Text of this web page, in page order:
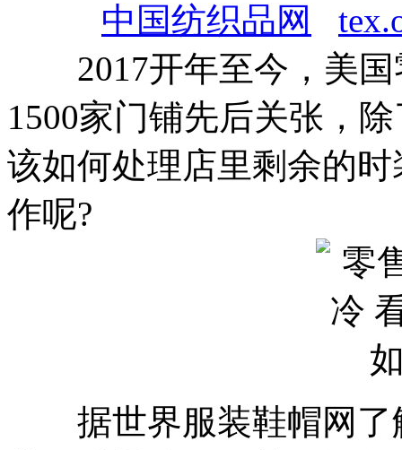
中国纺织品网
2017开年至今，美国
1500家门铺先后关张，
该如何处理店里剩余的
作呢?
据世界服装鞋帽网了